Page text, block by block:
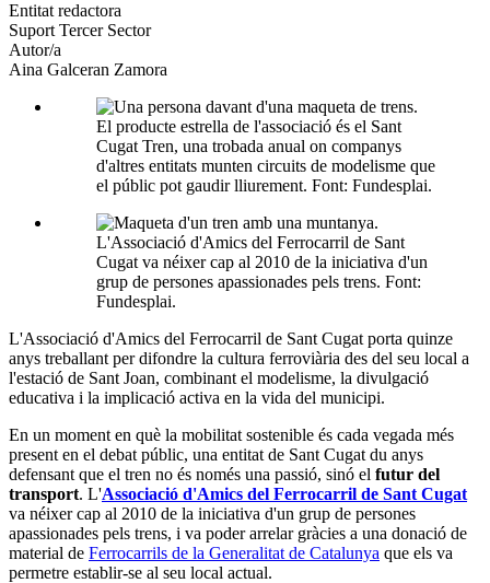
altres
xarxes
socials
Entitat redactora
Suport Tercer Sector
Autor/a
Aina Galceran Zamora
El producte estrella de l'associació és el Sant
Cugat Tren, una trobada anual on companys
d'altres entitats munten circuits de modelisme que
el públic pot gaudir lliurement. Font: Fundesplai.
L'Associació d'Amics del Ferrocarril de Sant
Cugat va néixer cap al 2010 de la iniciativa d'un
grup de persones apassionades pels trens. Font:
Fundesplai.
L'Associació d'Amics del Ferrocarril de Sant Cugat porta quinze
anys treballant per difondre la cultura ferroviària des del seu local a
l'estació de Sant Joan, combinant el modelisme, la divulgació
educativa i la implicació activa en la vida del municipi.
En un moment en què la mobilitat sostenible és cada vegada més
present en el debat públic, una entitat de Sant Cugat du anys
defensant que el tren no és només una passió, sinó el futur del
transport. L'Associació d'Amics del Ferrocarril de Sant Cugat
va néixer cap al 2010 de la iniciativa d'un grup de persones
apassionades pels trens, i va poder arrelar gràcies a una donació de
material de Ferrocarrils de la Generalitat de Catalunya que els va
permetre establir-se al seu local actual.